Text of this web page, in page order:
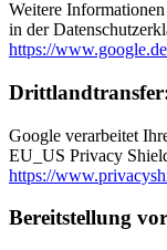
Weitere
in der
https://
Google verarbeitet
EU_US Privacy
https://
Bereitstellung